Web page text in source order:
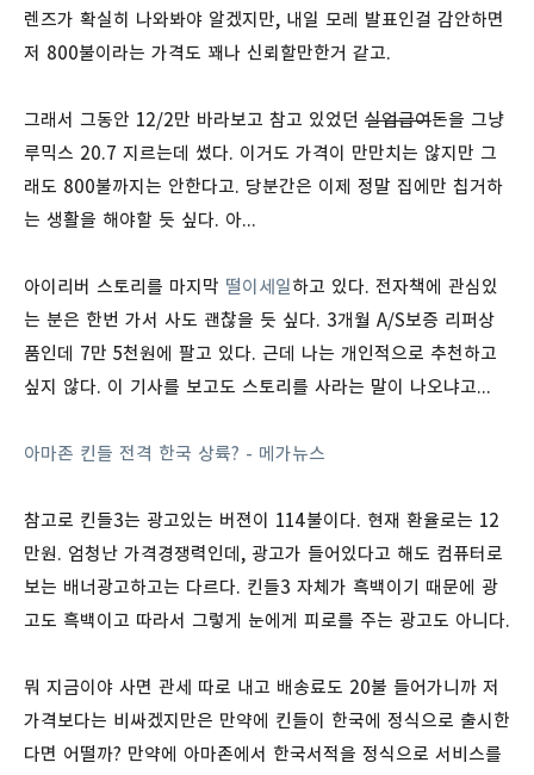
렌즈가 확실히 나와봐야 알겠지만, 내일 모레 발표인걸 감안하면
저 800불이라는 가격도 꽤나 신뢰할만한거 같고.
그래서 그동안 12/2만 바라보고 참고 있었던 실업급여돈을 그냥
루믹스 20.7 지르는데 썼다. 이거도 가격이 만만치는 않지만 그
래도 800불까지는 안한다고. 당분간은 이제 정말 집에만 칩거하
는 생활을 해야할 듯 싶다. 아...
아이리버 스토리를 마지막 떨이세일하고 있다. 전자책에 관심있
는 분은 한번 가서 사도 괜찮을 듯 싶다. 3개월 A/S보증 리퍼상
품인데 7만 5천원에 팔고 있다. 근데 나는 개인적으로 추천하고
싶지 않다. 이 기사를 보고도 스토리를 사라는 말이 나오냐고...
아마존 킨들 전격 한국 상륙? - 메가뉴스
참고로 킨들3는 광고있는 버젼이 114불이다. 현재 환율로는 12
만원. 엄청난 가격경쟁력인데, 광고가 들어있다고 해도 컴퓨터로
보는 배너광고하고는 다르다. 킨들3 자체가 흑백이기 때문에 광
고도 흑백이고 따라서 그렇게 눈에게 피로를 주는 광고도 아니다.
뭐 지금이야 사면 관세 따로 내고 배송료도 20불 들어가니까 저
가격보다는 비싸겠지만은 만약에 킨들이 한국에 정식으로 출시한
다면 어떨까? 만약에 아마존에서 한국서적을 정식으로 서비스를